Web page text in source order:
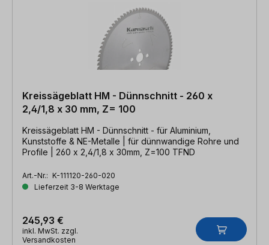
Kreissägeblatt HM - Dünnschnitt - 260 x
2,4/1,8 x 30 mm, Z= 100
Kreissägeblatt HM - Dünnschnitt - für Aluminium,
Kunststoffe & NE-Metalle | für dünnwandige Rohre und
Profile | 260 x 2,4/1,8 x 30mm, Z=100 TFND
Art.-Nr.: K-111120-260-020
Lieferzeit 3-8 Werktage
245,93 €
inkl. MwSt. zzgl.
Versandkosten